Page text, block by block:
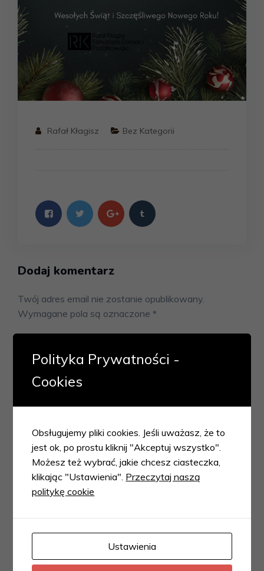
Rafał Kłagisz Bez Kategorii
Dodaj komentarz
Twój adres email nie zostanie opublikowany.
Wymagane pola są oznaczone *
Polityka Prywatności -
Cookies
Obsługujemy pliki cookies. Jeśli uważasz, że to
jest ok, po prostu kliknij "Akceptuj wszystko".
Możesz też wybrać, jakie chcesz ciasteczka,
klikając "Ustawienia". Przeczytaj naszą
politykę cookie
Ustawienia